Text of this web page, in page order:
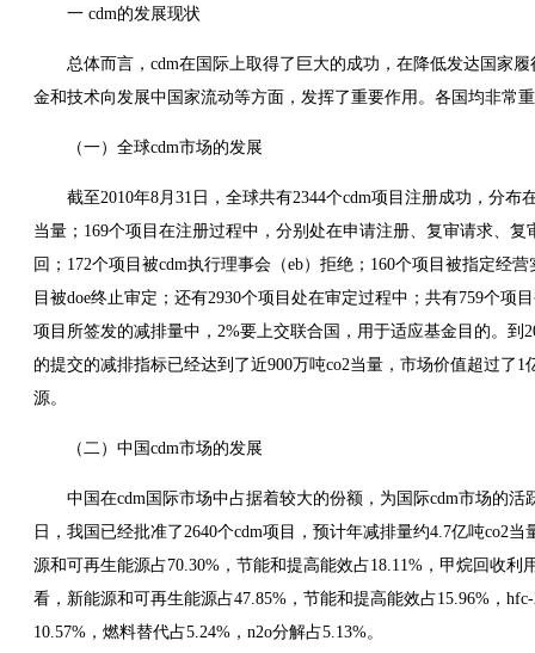
一 cdm的发展现状
总体而言，cdm在国际上取得了巨大的成功，在降低发达国家
金和技术向发展中国家流动等方面，发挥了重要作用。各国均非常
（一）全球cdm市场的发展
截至2010年8月31日，全球共有2344个cdm项目注册成功，分布
当量；169个项目在注册过程中，分别处在申请注册、复审请求、
回；172个项目被cdm执行理事会（eb）拒绝；160个项目被指定经
目被doe终止审定；还有2930个项目处在审定过程中；共有759个项
项目所签发的减排量中，2%要上交联合国，用于适应基金目的。到
的提交的减排指标已经达到了近900万吨co2当量，市场价值超过了
源。
（二）中国cdm市场的发展
中国在cdm国际市场中占据着较大的份额，为国际cdm市场的活
日，我国已经批准了2640个cdm项目，预计年减排量约4.7亿吨co2
源和可再生能源占70.30%，节能和提高能效占18.11%，甲烷回收利
看，新能源和可再生能源占47.85%，节能和提高能效占15.96%，
10.57%，燃料替代占5.24%，n2o分解占5.13%。